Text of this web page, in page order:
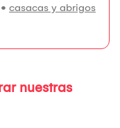
• casacas y abrigos
nuestras